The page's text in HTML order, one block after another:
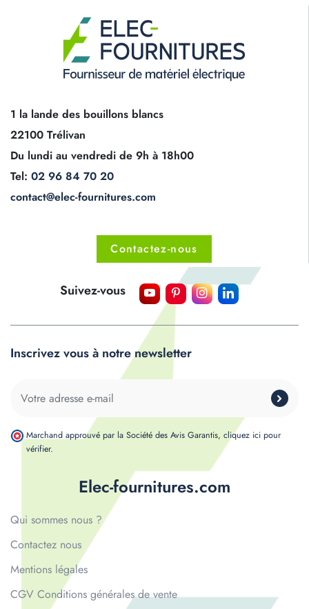
1 la lande des bouillons blancs
22100 Trélivan
Du lundi au vendredi de 9h à 18h00
Tel: 02 96 84 70 20
contact@elec-fournitures.com
Contactez-nous
Elec-fournitures.com
Qui sommes nous ?
Contactez nous
Mentions légales
CGV Conditions générales de vente
Suivez-vous
Inscrivez vous à notre newsletter
Marchand approuvé par la Société des Avis Garantis, cliquez ici pour
vérifier.